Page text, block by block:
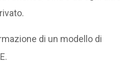
di un modello di